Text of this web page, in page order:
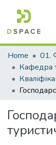
Communities
All of DSpace
Statistics
Home 01.